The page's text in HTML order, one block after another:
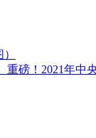
重磅！2021年中